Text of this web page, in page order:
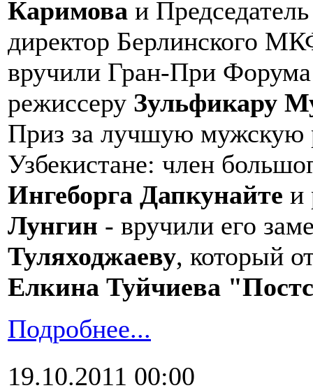
Каримова и
директор Берлинского
вручили Гран-При Форума
режиссеру Зульфикару
Приз за лучшую мужскую
Узбекистане: член
Ингеборга Дапкунайте и
Лунгин - вручили его
Туляходжаеву, который
Елкина Туйчиева
Подробнее...
19.10.2011 00:00